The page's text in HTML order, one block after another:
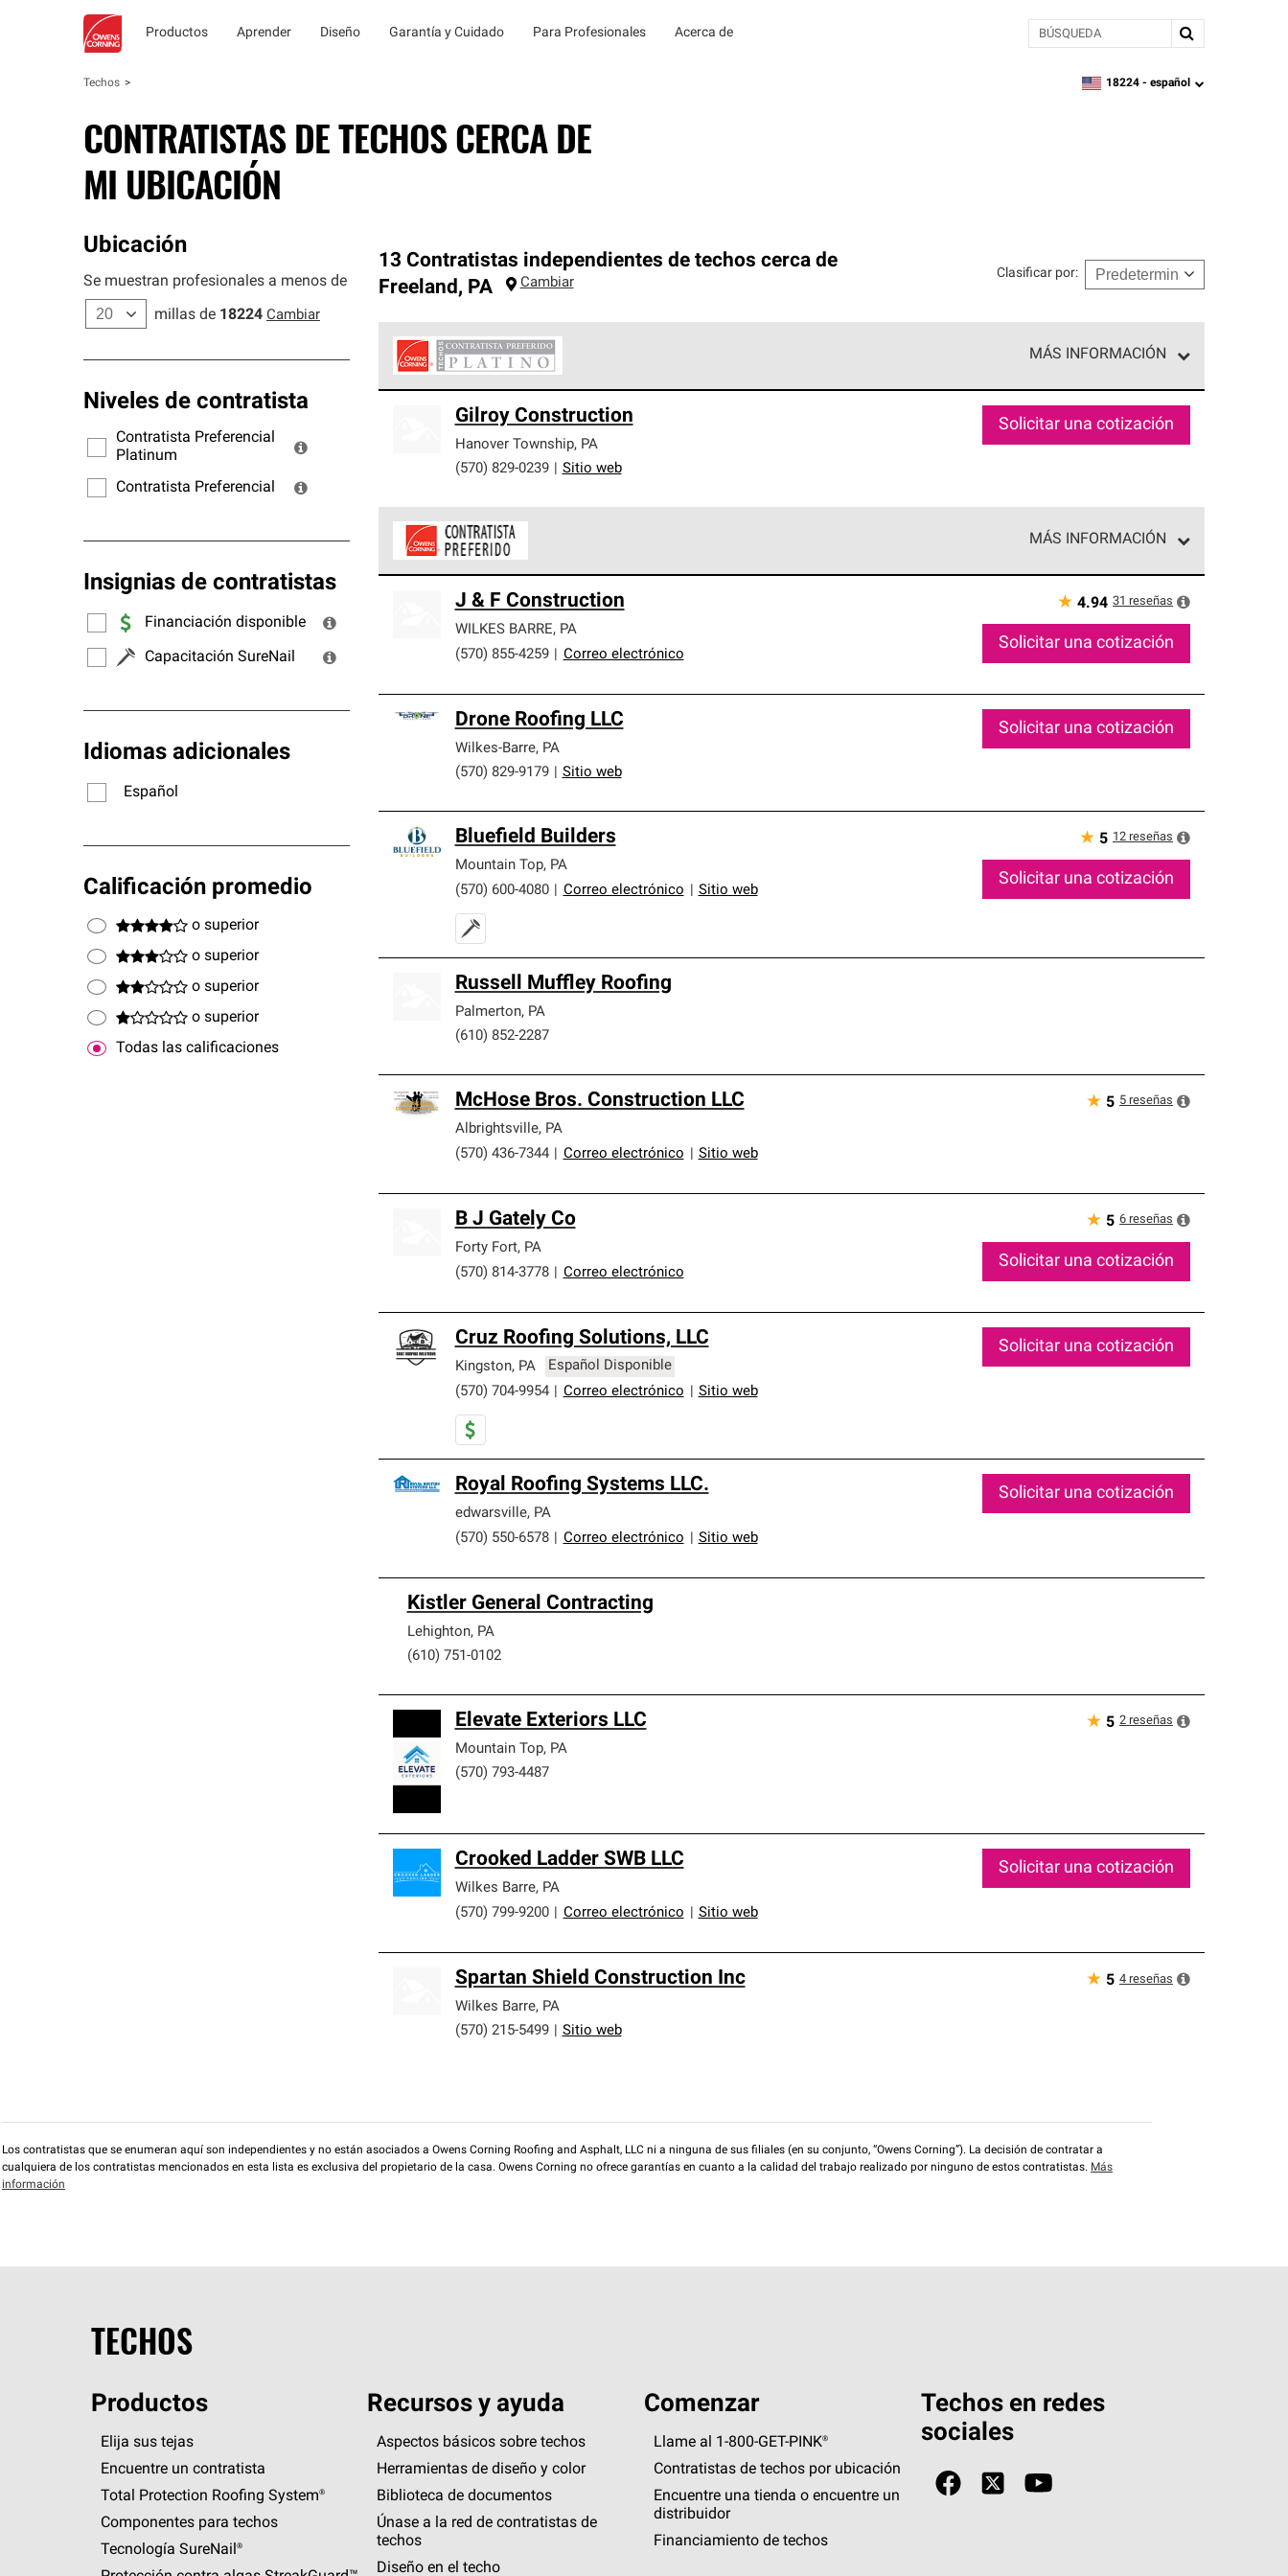
Productos Aprender Diseño Garantía y Cuidado Para Profesionales Acerca de BÚSQUEDA
Techos zipcode,language
18224 - español
CONTRATISTAS DE TECHOS CERCA DE
MI UBICACIÓN
Ubicación
Se muestran profesionales a menos de
millas de 18224 Cambiar
Niveles de contratista
Contratista Preferencial
Platinum
Contratista Preferencial
Insignias de contratistas
Financiación disponible
Capacitación SureNail
Idiomas adicionales
Español
Calificación promedio
o superior
o superior
o superior
o superior
Todas las calificaciones
13 Contratistas independientes de techos cerca de
Freeland , PA Cambiar
Clasificar por:
MÁS INFORMACIÓN
cumplen con estándares estrictos de profesionalismo, confiabilidad y destreza incomparable. Solo ellos pueden
ofrecer nuestra mejor garantía de sistemas de techos.
Gilroy Construction
Hanover Township, PA
(570) 829-0239
Sitio web
Solicitar una cotización
MÁS INFORMACIÓN
cumplen con altos estándares y requisitos estrictos de profesionalismo y confiabilidad.
J & F Construction
WILKES BARRE, PA
(570) 855-4259
Correo electrónico
★ 4.94 31 reseñas
Solicitar una cotización
Drone Roofing LLC
Wilkes-Barre, PA
(570) 829-9179
Sitio web
Solicitar una cotización
Bluefield Builders
Mountain Top, PA
(570) 600-4080
Correo electrónico Sitio web
★ 5 12 reseñas
Solicitar una cotización
Russell Muffley Roofing
Palmerton, PA
(610) 852-2287
McHose Bros. Construction LLC
Albrightsville, PA
(570) 436-7344
Correo electrónico Sitio web
★ 5 5 reseñas
B J Gately Co
Forty Fort, PA
(570) 814-3778
Correo electrónico
★ 5 6 reseñas
Solicitar una cotización
Cruz Roofing Solutions, LLC
Kingston, PA
Español Disponible
(570) 704-9954
Correo electrónico Sitio web
Solicitar una cotización
Royal Roofing Systems LLC.
edwarsville, PA
(570) 550-6578
Correo electrónico Sitio web
Solicitar una cotización
Kistler General Contracting
Lehighton, PA
(610) 751-0102
Elevate Exteriors LLC
Mountain Top, PA
(570) 793-4487
★ 5 2 reseñas
Crooked Ladder SWB LLC
Wilkes Barre, PA
(570) 799-9200
Correo electrónico Sitio web
Solicitar una cotización
Spartan Shield Construction Inc
Wilkes Barre, PA
(570) 215-5499
Sitio web
★ 5 4 reseñas
Los contratistas que se enumeran aquí son independientes y no están asociados a Owens Corning Roofing and Asphalt, LLC ni a ninguna de sus filiales (en su conjunto, “Owens Corning”). La decisión de contratar a
cualquiera de los contratistas mencionados en esta lista es exclusiva del propietario de la casa. Owens Corning no ofrece garantías en cuanto a la calidad del trabajo realizado por ninguno de estos contratistas. Más
información
TECHOS
Productos
Elija sus tejas
Encuentre un contratista
Total Protection Roofing System®
Componentes para techos
Tecnología SureNail®
Recursos y ayuda
Aspectos básicos sobre techos
Herramientas de diseño y color
Biblioteca de documentos
Únase a la red de contratistas de
techos
Diseño en el techo
Comenzar
Llame al 1-800-GET -PINK®
Contratistas de techos por ubicación
Encuentre una tienda o encuentre un
distribuidor
Financiamiento de techos
Techos en redes
sociales